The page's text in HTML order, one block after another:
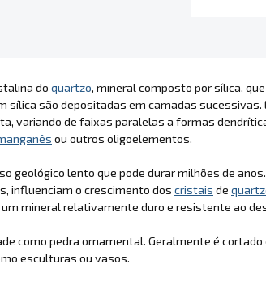
do quartzo, mineral composto por sílica,
sílica são depositadas em camadas
variando de faixas paralelas a formas
ou outros oligoelementos.
geológico lento que pode durar milhões de
influenciam o crescimento dos cristais de
mineral relativamente duro e resistente ao
como pedra ornamental. Geralmente é
esculturas ou vasos.